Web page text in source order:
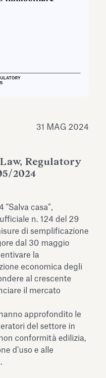
la
31 MAG 2024
Regulatory
2024
"Salva casa",
n. 124 del 29
di semplificazione
dal 30 maggio
la
economica degli
al crescente
il mercato
approfondito le
del settore in
conformità edilizia,
d'uso e alle